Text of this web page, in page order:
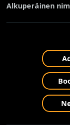
Alkuperäinen